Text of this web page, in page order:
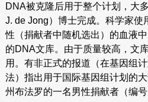
DNA被克隆后用于整个计划，大
J. de Jong）博士完成。科学家使
性（捐献者中随机选出）的血液
的DNA文库。由于质量较高，文
用。有非正式的报道（在基因组
法）指出用于国际基因组计划的
州布法罗的一名男性捐献者（编号